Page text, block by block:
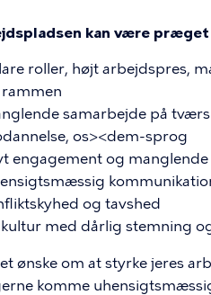
kan være præget
roller, højt arbejdspres,
samarbejde på
os><dem-sprog​
engagement og manglende
og tavshed
kultur med dårlig stemning
ønske om at styrke jeres
komme